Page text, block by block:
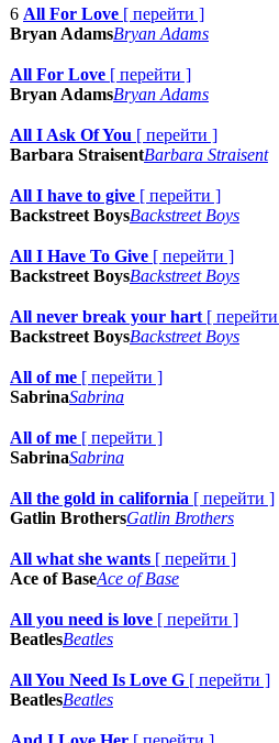
6 All For Love [ перейти ]
Bryan AdamsBryan Adams
All For Love [ перейти ]
Bryan AdamsBryan Adams
All I Ask Of You [ перейти ]
Barbara StraisentBarbara Straisent
All I have to give [ перейти ]
Backstreet BoysBackstreet Boys
All I Have To Give [ перейти ]
Backstreet BoysBackstreet Boys
All never break your hart [ перейти
Backstreet BoysBackstreet Boys
All of me [ перейти ]
SabrinaSabrina
All of me [ перейти ]
SabrinaSabrina
All the gold in california [ перейти ]
Gatlin BrothersGatlin Brothers
All what she wants [ перейти ]
Ace of BaseAce of Base
All you need is love [ перейти ]
BeatlesBeatles
All You Need Is Love G [ перейти ]
BeatlesBeatles